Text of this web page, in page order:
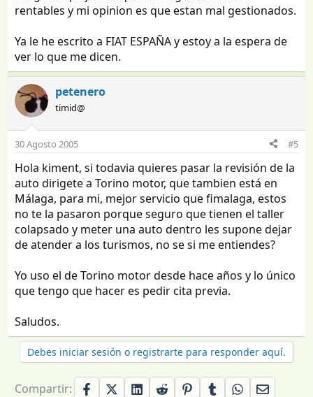
rentables y mi opinion es que estan mal gestionados.
Ya le he escrito a FIAT ESPAÑA y estoy a la espera de
ver lo que me dicen.
petenero
timid@
30 Agosto 2005 #5
Hola kiment, si todavia quieres pasar la revisión de la
auto dirigete a Torino motor, que tambien está en
Málaga, para mi, mejor servicio que fimalaga, estos
no te la pasaron porque seguro que tienen el taller
colapsado y meter una auto dentro les supone dejar
de atender a los turismos, no se si me entiendes?
Yo uso el de Torino motor desde hace años y lo único
que tengo que hacer es pedir cita previa.
Saludos.
Debes iniciar sesión o registrarte para responder aquí.
Compartir: